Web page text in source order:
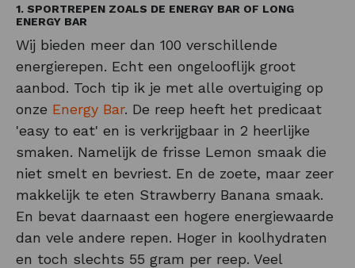
1. SPORTREPEN ZOALS DE ENERGY BAR OF LONG
ENERGY BAR
Wij bieden meer dan 100 verschillende
energierepen. Echt een ongelooflijk groot
aanbod. Toch tip ik je met alle overtuiging op
onze Energy Bar. De reep heeft het predicaat
'easy to eat' en is verkrijgbaar in 2 heerlijke
smaken. Namelijk de frisse Lemon smaak die
niet smelt en bevriest. En de zoete, maar zeer
makkelijk te eten Strawberry Banana smaak.
En bevat daarnaast een hogere energiewaarde
dan vele andere repen. Hoger in koolhydraten
en toch slechts 55 gram per reep. Veel